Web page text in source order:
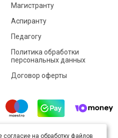
Магистранту
Аспиранту
Педагогу
Политика обработки
персональных данных
Договор оферты
на обработку файлов